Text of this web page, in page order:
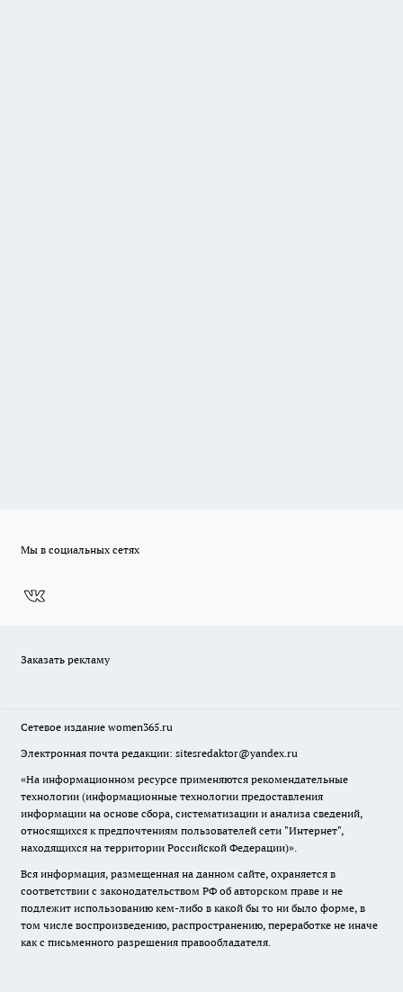
Мы в социальных сетях
Заказать рекламу
Сетевое издание women365.ru
Электронная почта редакции: sitesredaktor@yandex.ru
«На информационном ресурсе применяются рекомендательные
технологии (информационные технологии предоставления
информации на основе сбора, систематизации и анализа сведений,
относящихся к предпочтениям пользователей сети "Интернет",
находящихся на территории Российской Федерации)».
Вся информация, размещенная на данном сайте, охраняется в
соответствии с законодательством РФ об авторском праве и не
подлежит использованию кем-либо в какой бы то ни было форме, в
том числе воспроизведению, распространению, переработке не иначе
как с письменного разрешения правообладателя.